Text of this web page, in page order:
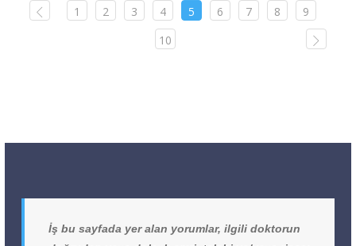
1 2 3 4 5 6 7 8
9
10
İş bu sayfada yer alan yorumlar, ilgili doktorun